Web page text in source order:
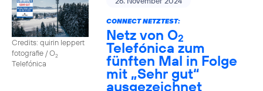
Credits: quirin leppert
fotografie / O2
Telefónica
CONNECT NETZTEST:
Netz von O2
Telefónica zum
fünften Mal in Folge
mit „Sehr gut“
ausgezeichnet